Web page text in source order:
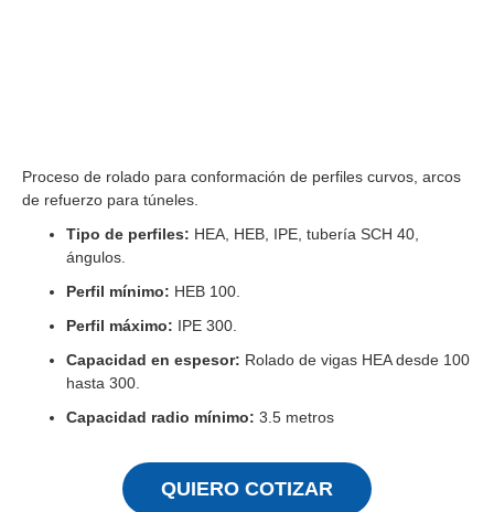
Proceso de rolado para conformación de perfiles curvos, arcos
de refuerzo para túneles.
Tipo de perfiles: HEA, HEB, IPE, tubería SCH 40,
ángulos.
Perfil mínimo: HEB 100.
Perfil máximo: IPE 300.
Capacidad en espesor: Rolado de vigas HEA desde 100
hasta 300.
Capacidad radio mínimo: 3.5 metros
QUIERO COTIZAR